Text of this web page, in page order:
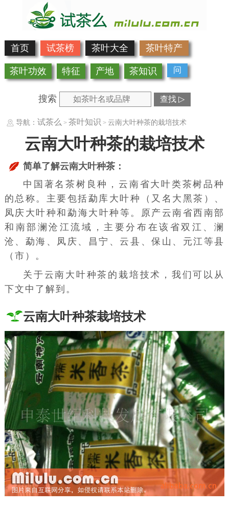
首页 试茶榜 茶叶大全 茶叶特产
茶叶功效 特征 产地 茶知识 问
搜索 查找 ▷
导航： 试茶么 > 茶叶知识 > 云南大叶种茶的栽培技术
云南大叶种茶的栽培技术
简单了解云南大叶种茶：
中国著名茶树良种，云南省大叶类茶树品种
的总称。主要包括勐库大叶种（又名大 黑茶 ）、
凤庆大叶种和 勐海大叶种 等。原产云南省西南部
和南部 澜沧江流域，主要分布在该省双江、澜
沧、勐海、凤庆、昌宁、云县、保山、元江等县
（市）。
关于云南大叶种茶的栽培技术，我们可以从
下文中了解到。
云南大叶种茶栽培技术